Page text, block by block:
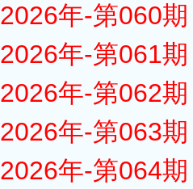
2026年-第060
2026年-第061
2026年-第062
2026年-第063
2026年-第064